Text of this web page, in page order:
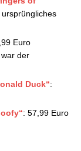
Euro
der
Duck“:
: 57,99 Euro